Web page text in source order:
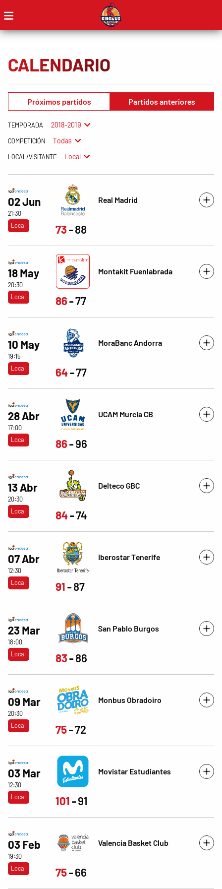
CALENDARIO
Próximos partidos Partidos anteriores
TEMPORADA 2018-2019
COMPETICIÓN Todas
LOCAL/VISITANTE Local
02 Jun
21:30
Local
Real Madrid
73 88
18 May
20:30
Local
Montakit Fuenlabrada
86 77
10 May
19:15
Local
MoraBanc Andorra
64 77
28 Abr
17:00
Local
UCAM Murcia CB
86 96
13 Abr
20:30
Local
Delteco GBC
84 74
07 Abr
12:30
Local
Iberostar Tenerife
91 87
23 Mar
18:00
Local
San Pablo Burgos
83 86
09 Mar
20:30
Local
Monbus Obradoiro
75 72
03 Mar
12:30
Local
Movistar Estudiantes
101 91
03 Feb
19:30
Local
Valencia Basket Club
75 66